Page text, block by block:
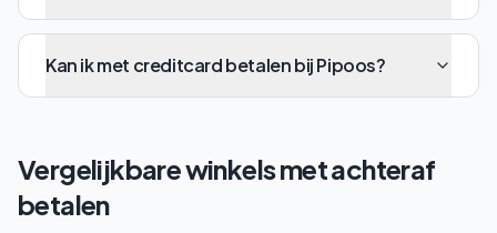
Kan ik met creditcard betalen bij Pipoos?
Vergelijkbare winkels met achteraf
betalen